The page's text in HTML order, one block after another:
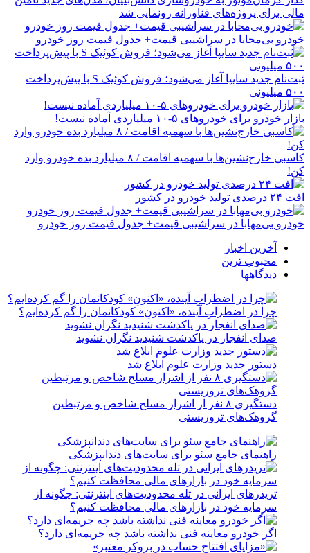
مالی برای پروژه‌های فناورانه رونمایی شد
خودرو بی‌محابا در سراشیبی قیمت+ جدول قیمت روز خودرو
ثبت‌نام جدید سایپا آغاز می‌شود؛ فروش کوئیک S با پیش‌پرداخت
۵۰۰ میلیونی
بازار خودرو برای خودروهای ۵-۱۰ میلیاردی آماده نیست!
کاسبی خارج‌نشین‌ها با سهمیه اقامت / ۸ میلیارد بده خودرو وارد
کن!
افت ۲۴ درصدی تولید خودرو در کشور
خودرو بی‌مهابا در سراشیبی قیمت+ جدول قیمت روز خودرو
آخرین اخبار
محبوب ترین
دیدگاهها
چرا در اضطرابِ آینده، «اکنونِ» کودکانمان را گم کرده‌ایم؟
صدای انفجار در پاکدشت شنیدید نگران نشوید
دستور جدید وزارت علوم ابلاغ شد
دستگیری ۸ نفر از اشرار مسلح شاخص و مرتبطین
گروهک‌های تروریستی
راهنمای جامع سئو برای سایت‌های دندانپزشکی
تریدرهای ایرانی در تله محدودیت‌های اینترنتی: چگونه از
سرمایه خود در بازارهای مالی محافظت کنیم؟
اگر خودرو معاینه فنی نداشته باشد چه جریمه‌ای دارد؟